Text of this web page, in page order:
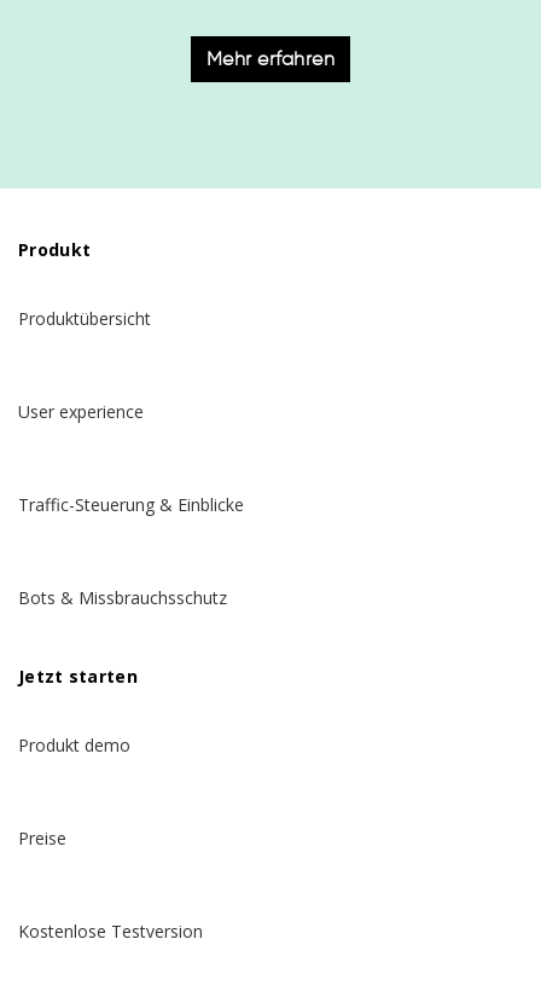
Mehr erfahren
Produkt
Produktübersicht
User experience
Traffic-Steuerung & Einblicke
Bots & Missbrauchsschutz
Jetzt starten
Produkt demo
Preise
Kostenlose Testversion